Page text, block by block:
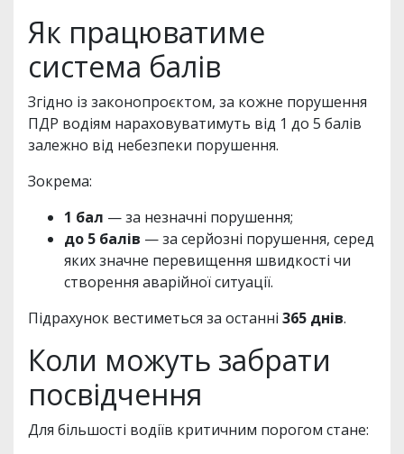
Як працюватиме
система балів
Згідно із законопроєктом, за кожне порушення
ПДР водіям нараховуватимуть від 1 до 5 балів
залежно від небезпеки порушення.
Зокрема:
1 бал — за незначні порушення;
до 5 балів — за серйозні порушення, серед
яких значне перевищення швидкості чи
створення аварійної ситуації.
Підрахунок вестиметься за останні 365 днів.
Коли можуть забрати
посвідчення
Для більшості водіїв критичним порогом стане: